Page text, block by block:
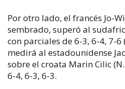
Por otro lado, el francés Jo-
sembrado, superó al
con parciales de 6-3, 6-4, 7-6
medirá al estadounidense
sobre el croata Marin Cilic
6-4, 6-3, 6-3.